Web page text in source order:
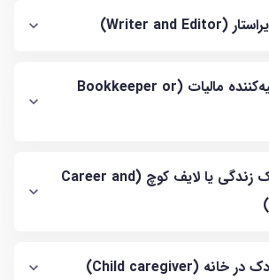
15. دفتردار یا تهیه‌کننده مالیات (Bookkeeper or
16. مربیگری سبک زندگی یا لایف کوچ (Career and